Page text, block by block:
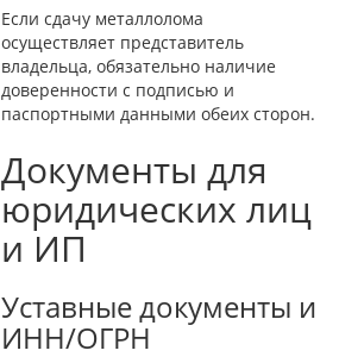
Если сдачу металлолома
осуществляет представитель
владельца, обязательно наличие
доверенности с подписью и
паспортными данными обеих сторон.
Документы для
юридических лиц
и ИП
Уставные документы и
ИНН/ОГРН